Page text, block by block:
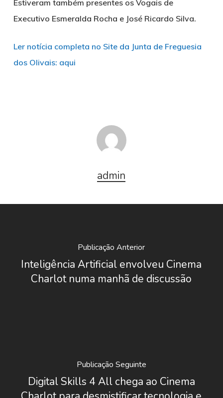
Estiveram também presentes os Vogais de
Executivo Esmeralda Rocha e José Ricardo Silva.
Ler notícia completa no Site da Junta de Freguesia
dos Olivais: aqui
admin
Publicação Anterior
Inteligência Artificial envolveu Cinema
Charlot numa manhã de discussão
Publicação Seguinte
Digital Skills 4 All chega ao Cinema